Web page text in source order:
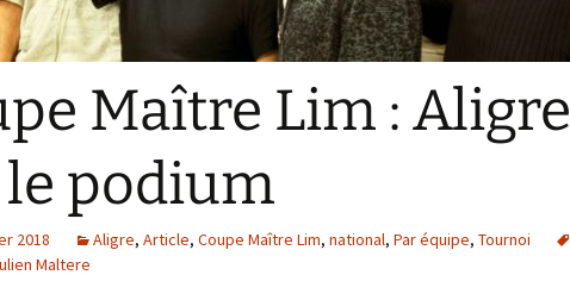
L’ Aligroise 2026
Maître Lim : Aligre
podium
2018 Aligre, Article, Coupe Maître Lim, national, Par équipe, Tournoi
Maltere